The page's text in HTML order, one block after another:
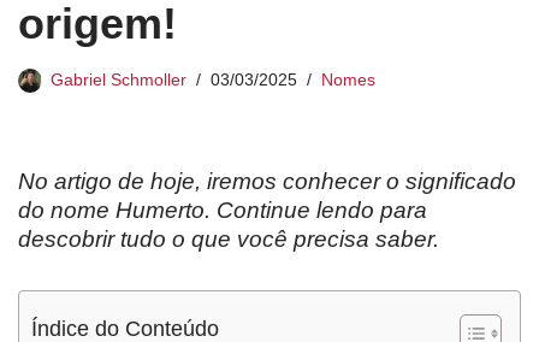
origem!
Gabriel Schmoller 03/03/2025 Nomes
No artigo de hoje, iremos conhecer o significado
do nome Humerto. Continue lendo para
descobrir tudo o que você precisa saber.
Índice do Conteúdo